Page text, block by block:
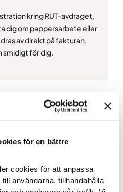
för en bättre
cookies för att anpassa
användarna, tillhandahålla
kring RUT-avdraget,
dig om pappersarbete eller
av direkt på fakturan,
smidigt för dig.